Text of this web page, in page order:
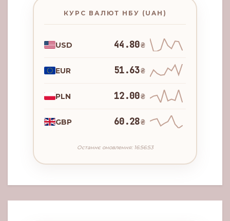
КУРС ВАЛЮТ НБУ (UAH)
USD 44.80₴
EUR 51.63₴
PLN 12.00₴
GBP 60.28₴
Останнє оновлення: 16:56:53